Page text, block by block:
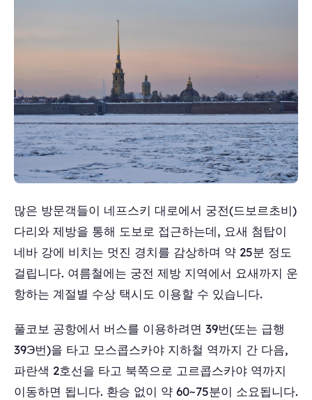
많은 방문객들이 네프스키 대로에서 궁전(드보르초비)
다리와 제방을 통해 도보로 접근하는데, 요새 첨탑이
네바 강에 비치는 멋진 경치를 감상하며 약 25분 정도
걸립니다. 여름철에는 궁전 제방 지역에서 요새까지 운
항하는 계절별 수상 택시도 이용할 수 있습니다.
풀코보 공항에서 버스를 이용하려면 39번(또는 급행
39Э번)을 타고 모스콥스카야 지하철 역까지 간 다음,
파란색 2호선을 타고 북쪽으로 고르콥스카야 역까지
이동하면 됩니다. 환승 없이 약 60~75분이 소요됩니다.